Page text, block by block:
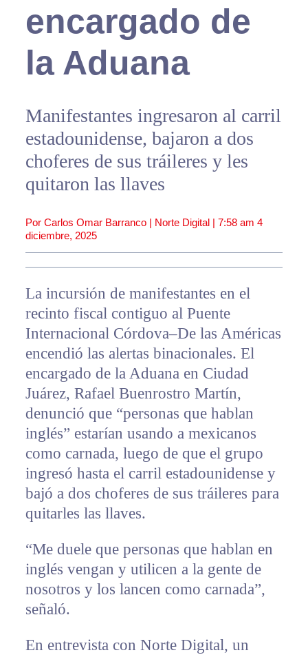
encargado de
la Aduana
Manifestantes ingresaron al carril
estadounidense, bajaron a dos
choferes de sus tráileres y les
quitaron las llaves
Por Carlos Omar Barranco | Norte Digital | 7:58 am 4
diciembre, 2025
La incursión de manifestantes en el
recinto fiscal contiguo al Puente
Internacional Córdova–De las Américas
encendió las alertas binacionales. El
encargado de la Aduana en Ciudad
Juárez, Rafael Buenrostro Martín,
denunció que “personas que hablan
inglés” estarían usando a mexicanos
como carnada, luego de que el grupo
ingresó hasta el carril estadounidense y
bajó a dos choferes de sus tráileres para
quitarles las llaves.
“Me duele que personas que hablan en
inglés vengan y utilicen a la gente de
nosotros y los lancen como carnada”,
señaló.
En entrevista con Norte Digital, un